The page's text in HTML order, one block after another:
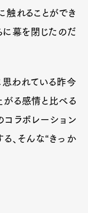
触れることができ
に幕を閉じたのだ
思われている昨今
がる感情と比べる
コラボレーション
、そんな“きっか